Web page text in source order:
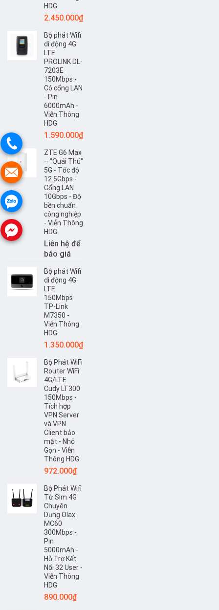
HDG
2.450.000₫
Bộ phát Wifi
di động 4G
LTE
PROLINK DL-
7203E
150Mbps -
Có cổng LAN
- Pin
6000mAh -
Viễn Thông
HDG
1.590.000₫
ZTE G6 Max
– "Quái Thú"
5G - Tốc độ
12.5Gbps -
Cổng LAN
10Gbps - Độ
bền chuẩn
công nghiệp
- Viễn Thông
HDG
Liên hệ để
báo giá
Bộ phát Wifi
di động 4G
LTE
150Mbps
TP-Link
M7350 -
Viễn Thông
HDG
1.350.000₫
Bộ Phát WiFi
Router WiFi
4G/LTE
Cudy LT300
150Mbps -
Tích hợp
VPN Server
và VPN
Client bảo
mật - Nhỏ
Gọn - Viễn
Thông HDG
972.000₫
Bộ Phát Wifi
Từ Sim 4G
Chuyên
Dụng Olax
MC60
300Mbps -
Pin
5000mAh -
Hỗ Trợ Kết
Nối 32 User -
Viễn Thông
HDG
890.000₫